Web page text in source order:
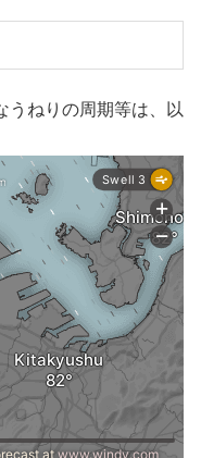
うねりの周期等は、以